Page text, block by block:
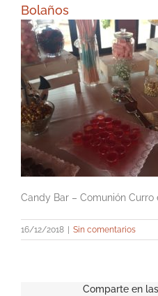
Bolaños
Candy Bar – Comunión Curro
16/12/2018 Sin comentarios
Comparte en